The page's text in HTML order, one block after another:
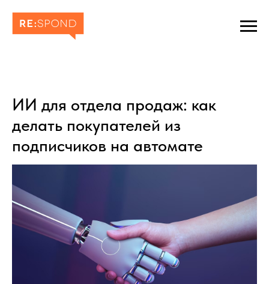
ИИ для отдела продаж: как
делать покупателей из
подписчиков на автомате